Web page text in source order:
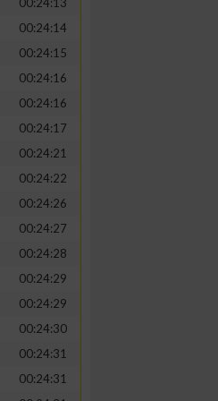
00:24:14
00:24:15
00:24:16
00:24:16
00:24:17
00:24:21
00:24:22
00:24:26
00:24:27
00:24:28
00:24:29
00:24:29
00:24:30
00:24:31
00:24:31